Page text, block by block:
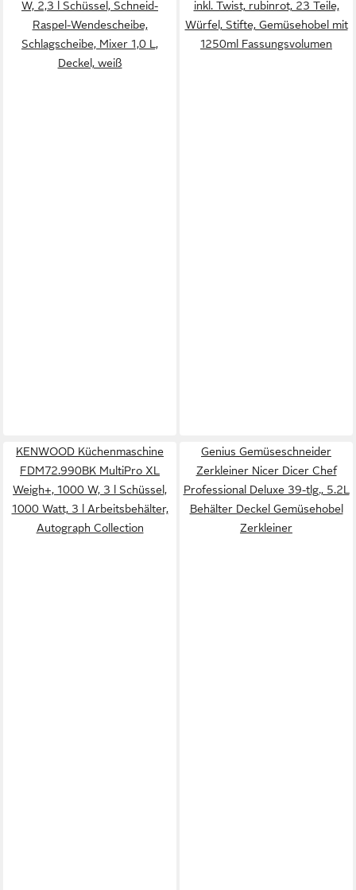
W, 2,3 l Schüssel, Schneid-
Raspel-Wendescheibe,
Schlagscheibe, Mixer 1,0 L,
Deckel, weiß
inkl. Twist, rubinrot, 23 Teile,
Würfel, Stifte, Gemüsehobel mit
1250ml Fassungsvolumen
KENWOOD Küchenmaschine
FDM72.990BK MultiPro XL
Weigh+, 1000 W, 3 l Schüssel,
1000 Watt, 3 l Arbeitsbehälter,
Autograph Collection
Genius Gemüseschneider
Zerkleiner Nicer Dicer Chef
Professional Deluxe 39-tlg., 5.2L
Behälter Deckel Gemüsehobel
Zerkleiner